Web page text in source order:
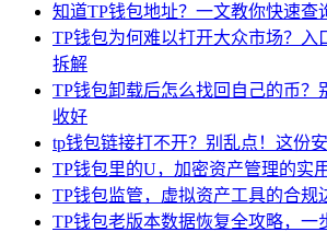
知道TP钱包地址？一文教你快速查
TP钱包为何难以打开大众市场？入
拆解
TP钱包卸载后怎么找回自己的币？
收好
tp钱包链接打不开？别乱点！这份
TP钱包里的U，加密资产管理的实
TP钱包监管，虚拟资产工具的合规
TP钱包老版本数据恢复全攻略，一